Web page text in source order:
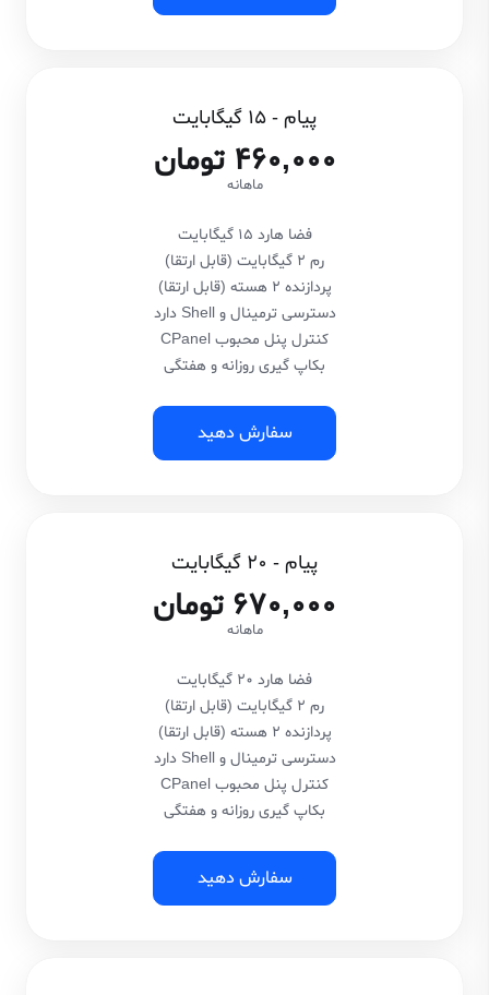
پیام - 15 گیگابایت
460,000 تومان
ماهانه
فضا هارد 15 گیگابایت
رم 2 گیگابایت (قابل ارتقا)
پردازنده 2 هسته (قابل ارتقا)
دسترسی ترمینال و Shell دارد
کنترل پنل محبوب CPanel
بکاپ گیری روزانه و هفتگی
سفارش دهید
پیام - 20 گیگابایت
670,000 تومان
ماهانه
فضا هارد 20 گیگابایت
رم 2 گیگابایت (قابل ارتقا)
پردازنده 2 هسته (قابل ارتقا)
دسترسی ترمینال و Shell دارد
کنترل پنل محبوب CPanel
بکاپ گیری روزانه و هفتگی
سفارش دهید